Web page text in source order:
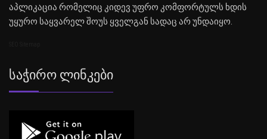
აპლიკაცია რომელიც კიდევ უფრო კომფორტულს ხდის
უყურო საყვარელ შოუს ყველგან სადაც არ უნდაიყო.
Საჭირო Ლინკები